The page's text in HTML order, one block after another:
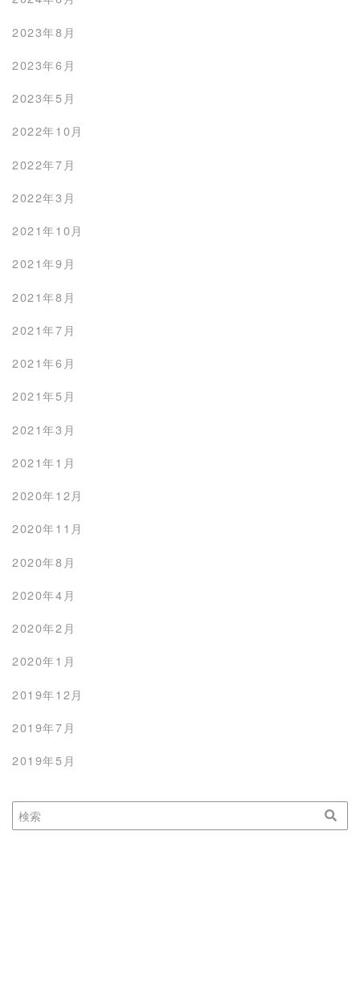
2023年8月
2023年6月
2023年5月
2022年10月
2022年7月
2022年3月
2021年10月
2021年9月
2021年8月
2021年7月
2021年6月
2021年5月
2021年3月
2021年1月
2020年12月
2020年11月
2020年8月
2020年4月
2020年2月
2020年1月
2019年12月
2019年7月
2019年5月